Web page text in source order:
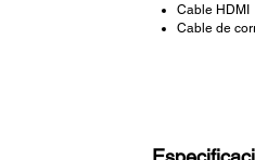
Cable HDMI
Cable de